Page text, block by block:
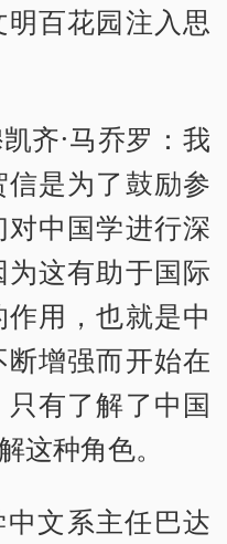
百花园注入思
齐·马乔罗：我
是为了鼓励参
中国学进行深
这有助于国际
用，也就是中
增强而开始在
有了解了中国
这种角色。
文系主任巴达